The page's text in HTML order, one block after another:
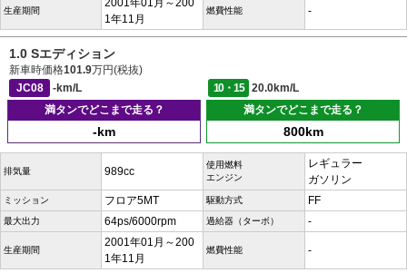
生産期間
2001年01月～200
1年11月
燃費性能 -
1.0 Sエディション
新車時価格101.9万円(税抜)
JC08
-km/L 10・15
20.0km/L
満タンでどこまで走る？
-km
満タンでどこまで走る？
800km
排気量 989cc
使用燃料
エンジン
レギュラー
ガソリン
ミッション フロア5MT 駆動方式 FF
最大出力 64ps/6000rpm 過給器（ターボ） -
生産期間
2001年01月～200
1年11月
燃費性能 -